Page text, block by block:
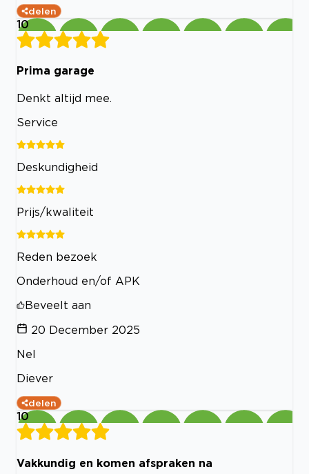
delen
10
Prima garage
Denkt altijd mee.
Service
Deskundigheid
Prijs/kwaliteit
Reden bezoek
Onderhoud en/of APK
Beveelt aan
20 December 2025
Nel
Diever
delen
10
Vakkundig en komen afspraken na